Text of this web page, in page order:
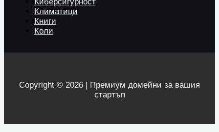
Климатици
Книги
Коли
Copyright © 2026 | Премиум домейни за вашия
стартъп